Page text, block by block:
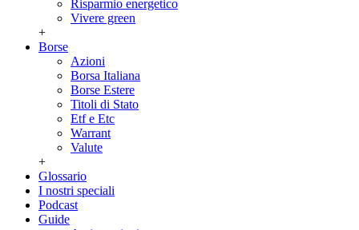
Risparmio energetico
Vivere green
+
Borse
Azioni
Borsa Italiana
Borse Estere
Titoli di Stato
Etf e Etc
Warrant
Valute
+
Glossario
I nostri speciali
Podcast
Guide